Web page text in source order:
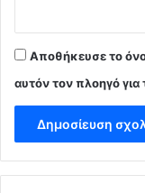
Αποθήκευσε το
αυτόν τον πλοηγό